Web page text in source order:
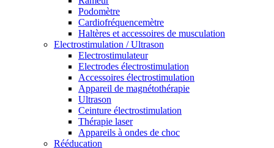
Podomètre
Cardiofréquencemètre
Haltères et accessoires de musculation
Electrostimulation / Ultrason
Electrostimulateur
Electrodes électrostimulation
Accessoires électrostimulation
Appareil de magnétothérapie
Ultrason
Ceinture électrostimulation
Thérapie laser
Appareils à ondes de choc
Rééducation